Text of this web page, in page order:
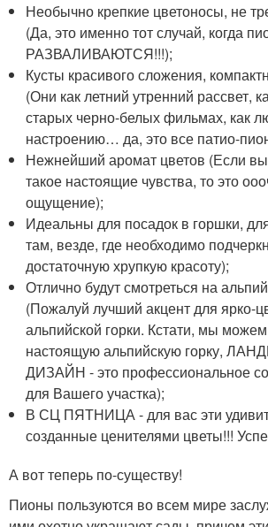
Необычно крепкие цветоносы, не
(Да, это именно тот случай, когда
РАЗВАЛИВАЮТСЯ!!!);
Кусты красивого сложения,
(Они как летний утренний рассвет,
старых черно-белых фильмах, как
настроению… да, это все патио-
Нежнейший аромат цветов (Если
такое настоящие чувства, то это
ощущение);
Идеальны для посадок в горшки,
там, везде, где необходимо
достаточную хрупкую красоту);
Отлично будут смотреться на
(Пожалуй лучший акцент для ярко-
альпийской горки. Кстати, мы
настоящую альпийскую горку,
ДИЗАЙН - это профессиональное
для Вашего участка);
В СЦ ПЯТНИЦА - для вас эти
созданные ценителями цветы!!!
А вот теперь по-существу!
Пионы пользуются во всем мире